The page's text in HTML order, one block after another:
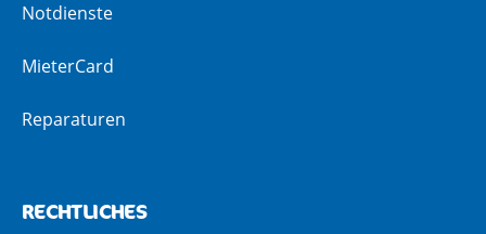
Notdienste
MieterCard
Reparaturen
RECHTLICHES